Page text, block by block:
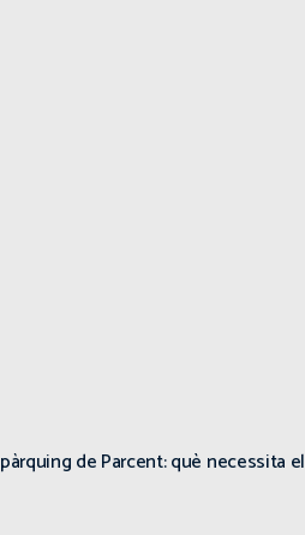
de Parcent: què necessita el